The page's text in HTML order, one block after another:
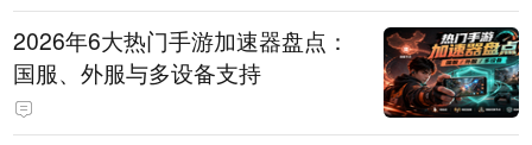
2026年6大热门手游加速器盘点：
国服、外服与多设备支持